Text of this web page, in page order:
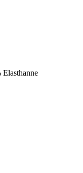
Elasthanne